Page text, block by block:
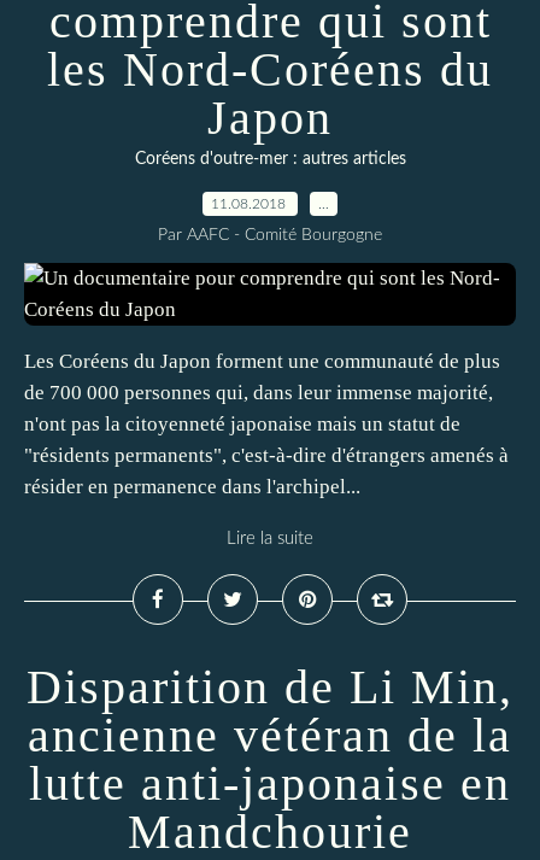
comprendre qui sont
les Nord-Coréens du
Japon
Coréens d'outre-mer : autres articles
11.08.2018
Par AAFC - Comité Bourgogne
Les Coréens du Japon forment une communauté de plus
de 700 000 personnes qui, dans leur immense majorité,
n'ont pas la citoyenneté japonaise mais un statut de
"résidents permanents", c'est-à-dire d'étrangers amenés à
résider en permanence dans l'archipel...
Lire la suite
Disparition de Li Min,
ancienne vétéran de la
lutte anti-japonaise en
Mandchourie